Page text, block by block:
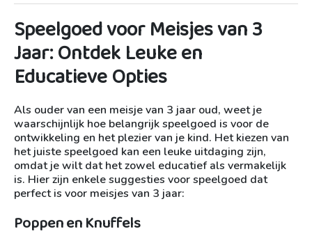
Speelgoed voor Meisjes van 3
Jaar: Ontdek Leuke en
Educatieve Opties
Als ouder van een meisje van 3 jaar oud, weet je
waarschijnlijk hoe belangrijk speelgoed is voor de
ontwikkeling en het plezier van je kind. Het kiezen van
het juiste speelgoed kan een leuke uitdaging zijn,
omdat je wilt dat het zowel educatief als vermakelijk
is. Hier zijn enkele suggesties voor speelgoed dat
perfect is voor meisjes van 3 jaar:
Poppen en Knuffels